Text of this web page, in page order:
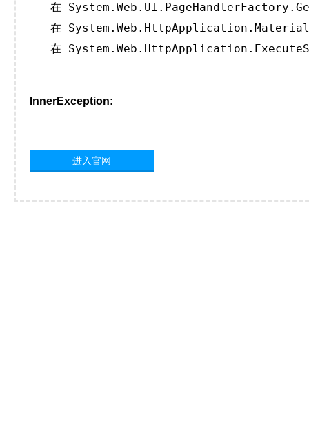
在
在
在
InnerException:
进入官网